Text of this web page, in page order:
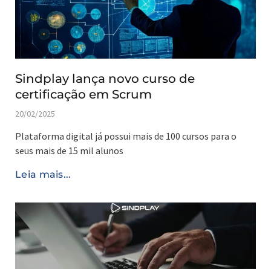
Sindplay lança novo curso de
certificação em Scrum
20/02/2025
Plataforma digital já possui mais de 100 cursos para o
seus mais de 15 mil alunos
Leia mais...